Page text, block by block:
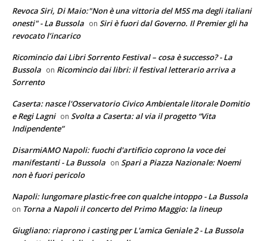
Revoca Siri, Di Maio:"Non è una vittoria del M5S ma degli italiani
onesti" - La Bussola on Siri è fuori dal Governo. Il Premier gli ha
revocato l’incarico
Ricomincio dai Libri Sorrento Festival – cosa è successo? - La
Bussola on Ricomincio dai libri: il festival letterario arriva a
Sorrento
Caserta: nasce l'Osservatorio Civico Ambientale litorale Domitio
e Regi Lagni on Svolta a Caserta: al via il progetto “Vita
Indipendente”
DisarmiAMO Napoli: fuochi d'artificio coprono la voce dei
manifestanti - La Bussola on Spari a Piazza Nazionale: Noemi
non è fuori pericolo
Napoli: lungomare plastic-free con qualche intoppo - La Bussola
on Torna a Napoli il concerto del Primo Maggio: la lineup
Giugliano: riaprono i casting per L'amica Geniale 2 - La Bussola